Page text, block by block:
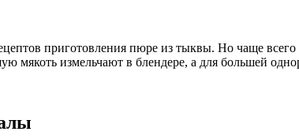
приготовления пюре из тыквы. Но чаще
мякоть измельчают в блендере, а для большей